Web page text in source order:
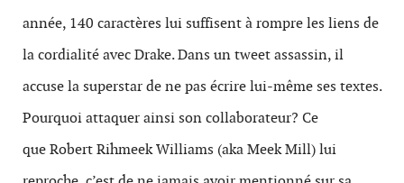
année, 140 caractères lui suffisent à rompre les liens de
la cordialité avec Drake. Dans un tweet assassin, il
accuse la superstar de ne pas écrire lui-même ses textes.
Pourquoi attaquer ainsi son collaborateur? Ce
que Robert Rihmeek Williams (aka Meek Mill) lui